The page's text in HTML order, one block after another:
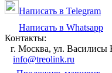
Написать в Telegram
Написать в Whatsapp
Контакты:
г. Москва, ул.
info@treolink.ru